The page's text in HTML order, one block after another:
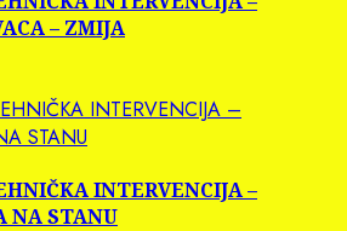
– ZMIJA
INTERVENCIJA –
STANU
INTERVENCIJA –
NA STANU